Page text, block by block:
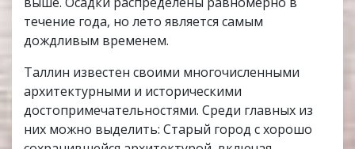
течение года, но лето является самым
дождливым временем​.
Таллин известен своими многочисленными
архитектурными и историческими
достопримечательностями. Среди главных из
них можно выделить: Старый город с хорошо